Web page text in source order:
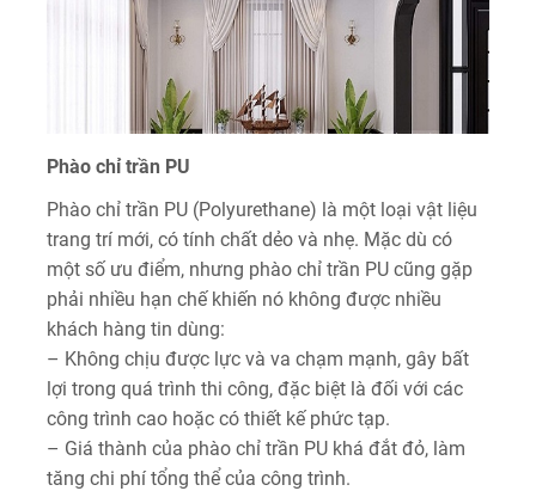
Phào chỉ trần PU
Phào chỉ trần PU (Polyurethane) là một loại vật liệu
trang trí mới, có tính chất dẻo và nhẹ. Mặc dù có
một số ưu điểm, nhưng phào chỉ trần PU cũng gặp
phải nhiều hạn chế khiến nó không được nhiều
khách hàng tin dùng:
– Không chịu được lực và va chạm mạnh, gây bất
lợi trong quá trình thi công, đặc biệt là đối với các
công trình cao hoặc có thiết kế phức tạp.
– Giá thành của phào chỉ trần PU khá đắt đỏ, làm
tăng chi phí tổng thể của công trình.